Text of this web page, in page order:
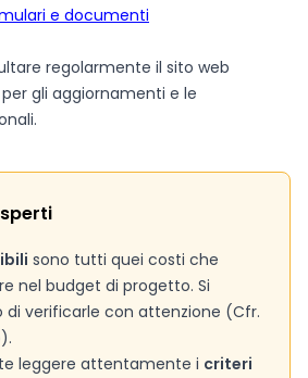
e documenti
regolarmente il sito web
gli aggiornamenti e le
sono tutti quei costi che
nel budget di progetto. Si
di verificarle con attenzione (Cfr.
leggere attentamente i criteri